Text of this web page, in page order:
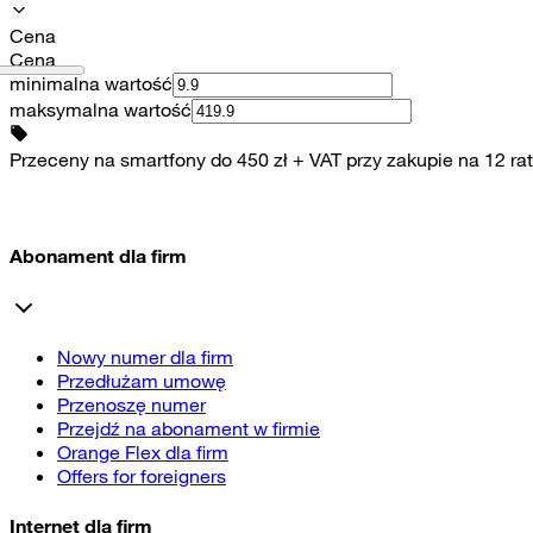
Cena
Cena
minimalna wartość
maksymalna wartość
Przeceny na smartfony do 450 zł + VAT przy zakupie na 12 rat
Abonament dla firm
Nowy numer dla firm
Przedłużam umowę
Przenoszę numer
Przejdź na abonament w firmie
Orange Flex dla firm
Offers for foreigners
Internet dla firm